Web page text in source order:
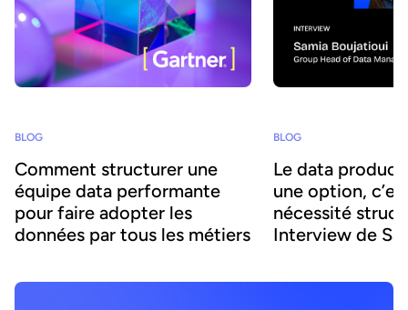
BLOG
Comment structurer une
équipe data performante
pour faire adopter les
données par tous les métiers
BLOG
Le data product
une option,
nécessité
Interview de